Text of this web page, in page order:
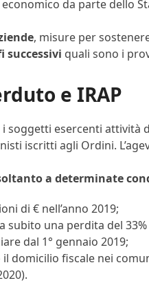
da parte dello
, misure per
successivi quali sono i
e IRAP
esercenti attività
iscritti agli Ordini.
a determinate
di € nell’anno 2019;
una perdita del
dal 1° gennaio 2019;
domicilio fiscale nei